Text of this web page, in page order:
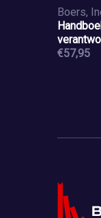
€57,95